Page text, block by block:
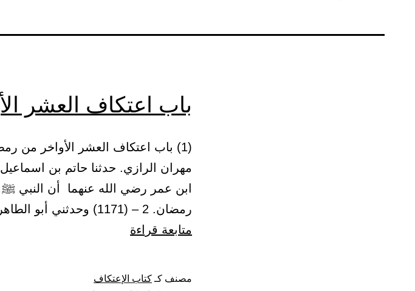
باب اعتكاف العشر
مهران الرازي. حدثنا حاتم بن
ابن عمر رضي الله عنهما أن النبي
رمضان. 2 – (1171) وحدثني أبو الطاهر. أخبرنا ابن وهب. أخبرني يونس…
متابعة قراءة
مصنف كـ كتاب الإعتكاف